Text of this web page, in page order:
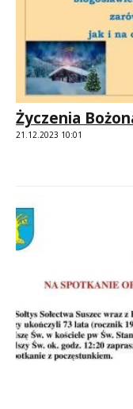
Życzenia
21.12.2023 10:01